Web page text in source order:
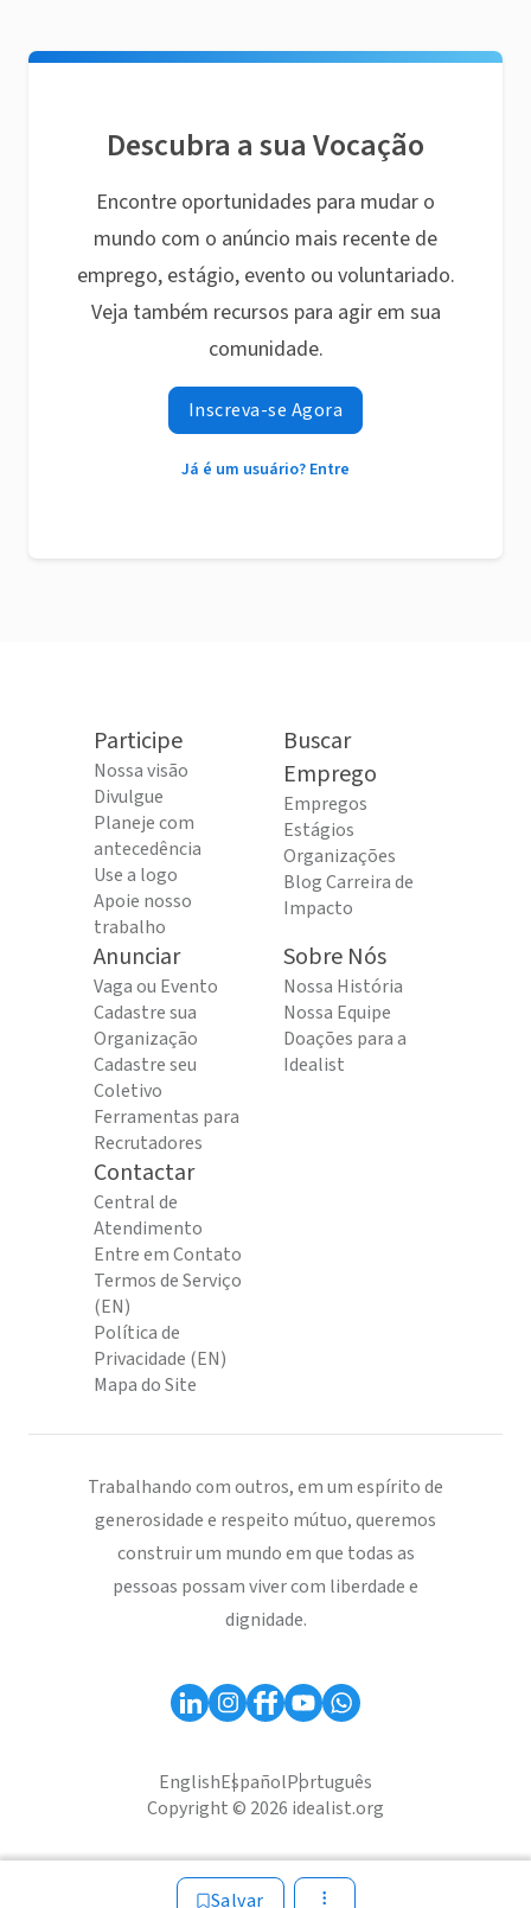
Descubra a sua Vocação
Encontre oportunidades para mudar o
mundo com o anúncio mais recente de
emprego, estágio, evento ou voluntariado.
Veja também recursos para agir em sua
comunidade.
Inscreva-se Agora
Já é um usuário? Entre
Salvar
Participe
Nossa visão
Divulgue
Planeje com
antecedência
Use a logo
Apoie nosso
trabalho
Buscar
Emprego
Empregos
Estágios
Organizações
Blog Carreira de
Impacto
Anunciar
Vaga ou Evento
Cadastre sua
Organização
Cadastre seu
Coletivo
Ferramentas para
Recrutadores
Sobre Nós
Nossa História
Nossa Equipe
Doações para a
Idealist
Contactar
Central de
Atendimento
Entre em Contato
Termos de Serviço
(EN)
Política de
Privacidade (EN)
Mapa do Site
Trabalhando com outros, em um espírito de
generosidade e respeito mútuo, queremos
construir um mundo em que todas as
pessoas possam viver com liberdade e
dignidade.
EnglishEspañolPortuguês
Copyright © 2026 idealist.org